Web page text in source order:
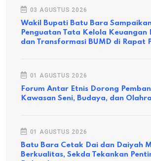
03 AGUSTUS 2026
Wakil Bupati Batu Bara
Penguatan Tata Kelola Keuangan
dan Transformasi BUMD di Rapat
01 AGUSTUS 2026
Forum Antar Etnis Dorong
Kawasan Seni, Budaya, dan
01 AGUSTUS 2026
Batu Bara Cetak Dai dan Daiyah
Berkualitas, Sekda Tekankan